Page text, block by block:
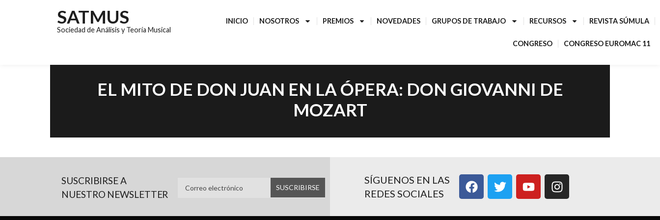
SATMUS
Sociedad de Análisis y Teoría Musical
INICIO NOSOTROS PREMIOS NOVEDADES GRUPOS DE TRABAJO RECURSOS REVISTA SÚMULA
CONGRESO CONGRESO EUROMAC 11
EL MITO DE DON JUAN EN LA ÓPERA: DON GIOVANNI DE
MOZART
SUSCRIBIRSE A
NUESTRO NEWSLETTER
SÍGUENOS EN LAS
REDES SOCIALES